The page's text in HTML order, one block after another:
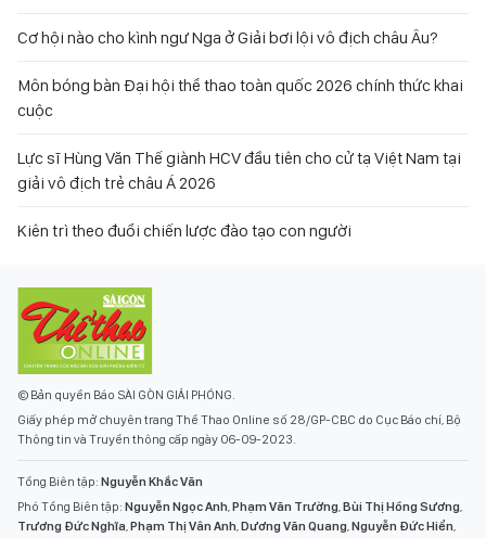
Cơ hội nào cho kình ngư Nga ở Giải bơi lội vô địch châu Âu?
Môn bóng bàn Đại hội thể thao toàn quốc 2026 chính thức khai
cuộc
Lực sĩ Hùng Văn Thế giành HCV đầu tiên cho cử tạ Việt Nam tại
giải vô địch trẻ châu Á 2026
Kiên trì theo đuổi chiến lược đào tạo con người
© Bản quyền Báo SÀI GÒN GIẢI PHÓNG.
Giấy phép mở chuyên trang Thể Thao Online số 28/GP-CBC do Cục Báo chí, Bộ
Thông tin và Truyền thông cấp ngày 06-09-2023.
Tổng Biên tập: Nguyễn Khắc Văn
Phó Tổng Biên tập: Nguyễn Ngọc Anh Phạm Văn Trường Bùi Thị Hồng Sương
Trương Đức Nghĩa Phạm Thị Vân Anh Dương Văn Quang Nguyễn Đức Hiển